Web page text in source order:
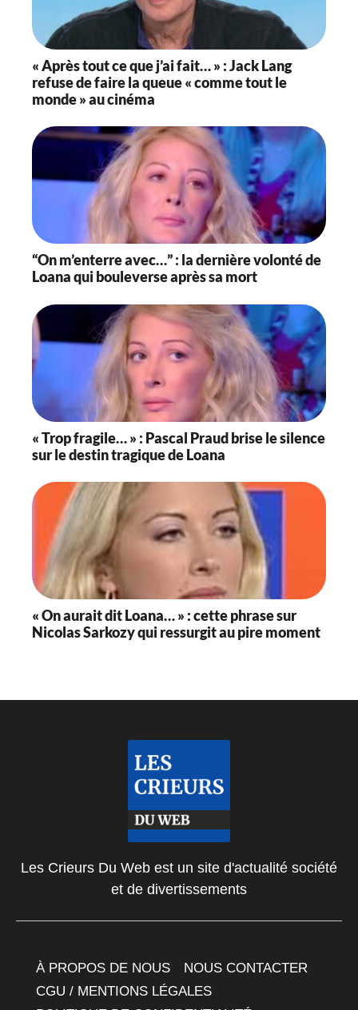
« Après tout ce que j’ai fait… » : Jack Lang
refuse de faire la queue « comme tout le
monde » au cinéma
“On m’enterre avec…” : la dernière volonté de
Loana qui bouleverse après sa mort
« Trop fragile… » : Pascal Praud brise le silence
sur le destin tragique de Loana
« On aurait dit Loana… » : cette phrase sur
Nicolas Sarkozy qui ressurgit au pire moment
Les Crieurs Du Web est un site d'actualité société
et de divertissements
À PROPOS DE NOUS
NOUS CONTACTER
CGU / MENTIONS LÉGALES